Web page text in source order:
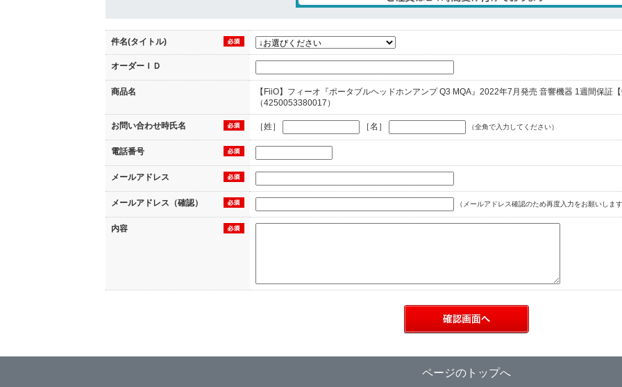
件名(タイトル)
オーダーＩＤ
商品名
【FiiO】フィーオ『ポータブルヘッドホンアンプ Q3 MQA』2022年7月発売 音響機器 1週間保証【
（4250053380017）
お問い合わせ時氏名 ［姓］ ［名］ （全角で入力してください）
電話番号
メールアドレス
メールアドレス（確認） （メールアドレス確認のため再度入力をお願いしま
内容
ページのトップへ